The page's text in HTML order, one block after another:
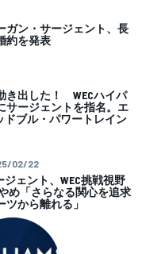
ガン・サージェント、長
約を発表
き出した！ WECハイパ
サージェントを指名。エ
ドブル・パワートレイン
02/22
ェント、WEC挑戦視野
め「さらなる関心を追求
から離れる」